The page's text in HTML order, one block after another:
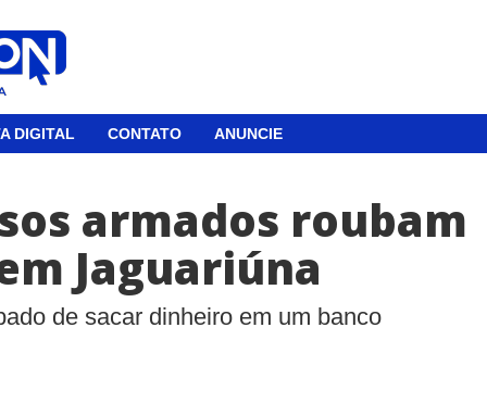
DIGITAL CONTATO ANUNCIE
armados roubam
Jaguariúna
de sacar dinheiro em um banco